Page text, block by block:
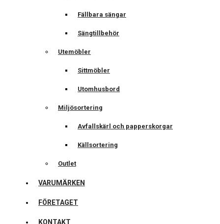
Fällbara sängar
Sängtillbehör
Utemöbler
Sittmöbler
Utomhusbord
Miljösortering
Avfallskärl och papperskorgar
Källsortering
Outlet
VARUMÄRKEN
FÖRETAGET
KONTAKT